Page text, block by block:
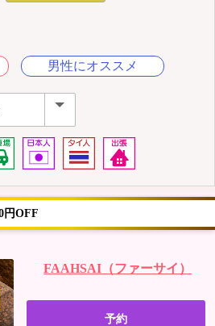
男性にオススメ
円OFF
FAAHSAI（ファーサイ）
予約